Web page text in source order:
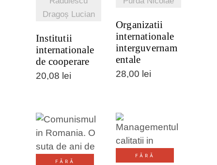
Dragoș Lucian
Institutii
internationale
de cooperare
20,08 lei
Organizatii
internationale
interguvernam
entale
28,00 lei
FĂRĂ
VEZI
DETALII FĂRĂ
VEZI
DETALII